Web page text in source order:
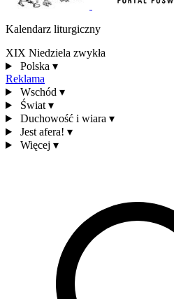
Kalendarz liturgiczny
XIX Niedziela zwykła
Polska ▾
Reklama
Wschód ▾
Świat ▾
Duchowość i wiara ▾
Jest afera! ▾
Więcej ▾